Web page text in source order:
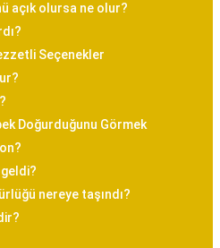
açık olursa ne olur?
Seçenekler
Doğurduğunu Görmek
nereye taşındı?